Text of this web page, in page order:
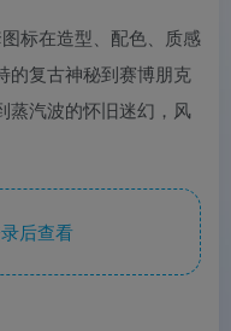
图标在造型、配色、质感
的复古神秘到赛博朋克
蒸汽波的怀旧迷幻，风
后查看